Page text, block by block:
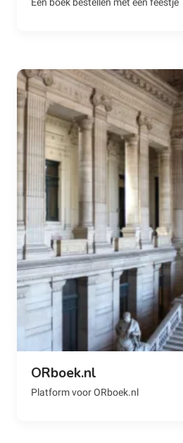
Een boek bestellen met een feestje
ORboek.nl
Platform voor ORboek.nl